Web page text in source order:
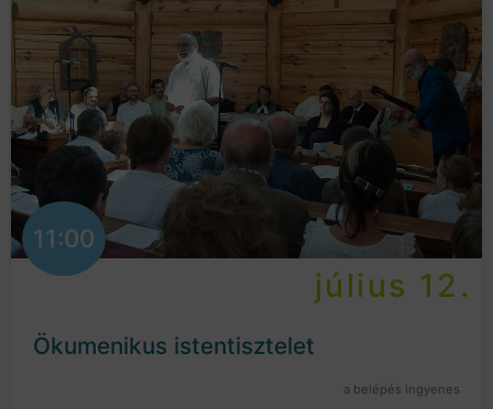
11:00
július 12.
Ökumenikus istentisztelet
a belépés ingyenes